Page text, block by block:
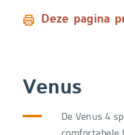
Deze pagina
Venus
De Venus 4